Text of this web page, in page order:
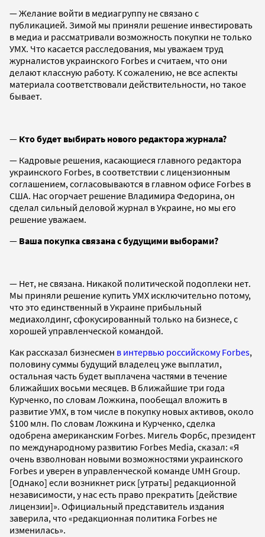
— Желание войти в медиагруппу не связано с
публикацией. Зимой мы приняли решение инвестировать
в медиа и рассматривали возможность покупки не только
УМХ. Что касается расследования, мы уважаем труд
журналистов украинского Fоrbes и считаем, что они
делают классную работу. К сожалению, не все аспекты
материала соответствовали действительности, но такое
бывает.
— Кто будет выбирать нового редактора журнала?
— Кадровые решения, касающиеся главного редактора
украинского Forbes, в соответствии с лицензионным
соглашением, согласовываются в главном офисе Forbes в
США. Нас огорчает решение Владимира Федорина, он
сделал сильный деловой журнал в Украине, но мы его
решение уважаем.
— Ваша покупка связана с будущими выборами?
— Нет, не связана. Никакой политической подоплеки нет.
Мы приняли решение купить УМХ исключительно потому,
что это единственный в Украине прибыльный
медиахолдинг, сфокусированный только на бизнесе, с
хорошей управленческой командой.
Как рассказал бизнесмен в интервью российскому Forbes,
половину суммы будущий владелец уже выплатил,
остальная часть будет выплачена частями в течение
ближайших восьми месяцев. В ближайшие три года
Курченко, по словам Ложкина, пообещал вложить в
развитие УМХ, в том числе в покупку новых активов, около
$100 млн. По словам Ложкина и Курченко, сделка
одобрена американским Forbes. Мигель Форбс, президент
по международному развитию Forbes Media, сказал: «Я
очень взволнован новыми возможностями украинского
Forbes и уверен в управленческой команде UMH Group.
[Однако] если возникнет риск [утраты] редакционной
независимости, у нас есть право прекратить [действие
лицензии]». Официальный представитель издания
заверила, что «редакционная политика Forbes не
изменилась».